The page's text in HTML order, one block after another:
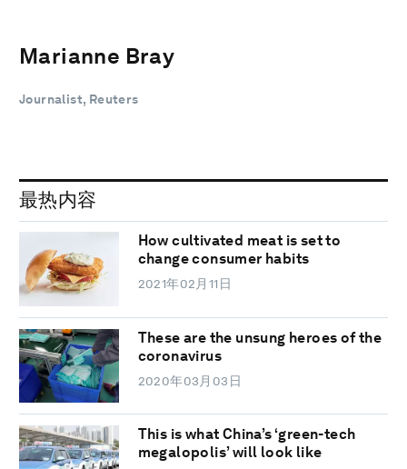
Marianne Bray
Journalist, Reuters
最热内容
How cultivated meat is set to
change consumer habits
2021年02月11日
These are the unsung heroes of the
coronavirus
2020年03月03日
This is what China’s ‘green-tech
megalopolis’ will look like